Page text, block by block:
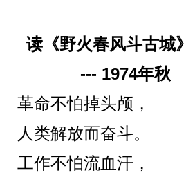
读《野火春风斗古城
--- 1974年秋
革命不怕掉头颅，
人类解放而奋斗。
工作不怕流血汗，